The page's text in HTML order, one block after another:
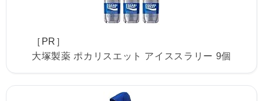
［PR］
大塚製薬 ポカリスエット アイススラリー 9個